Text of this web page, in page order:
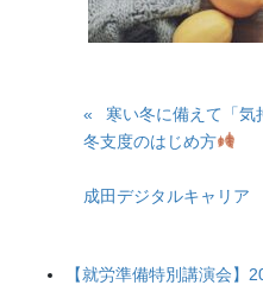
寒い冬に備えて
冬支度のはじめ方
就労
成田デジタルキャリア
【就労準備特別講演会】